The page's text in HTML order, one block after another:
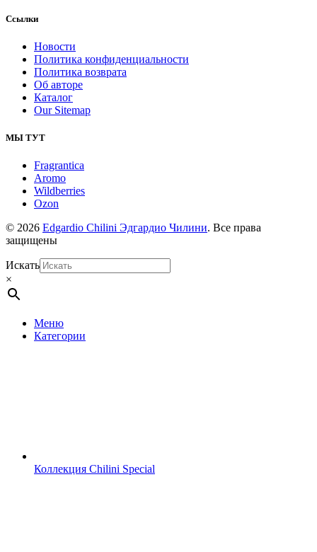
Ссылки
Новости
Политика конфиденциальности
Политика возврата
Об авторе
Каталог
Our Sitemap
МЫ ТУТ
Fragrantica
Aromo
Wildberries
Ozon
© 2026 Edgardio Chilini Эдгардио Чилини. Все права
защищены
Искать
×
Меню
Категории
Коллекция Chilini Special